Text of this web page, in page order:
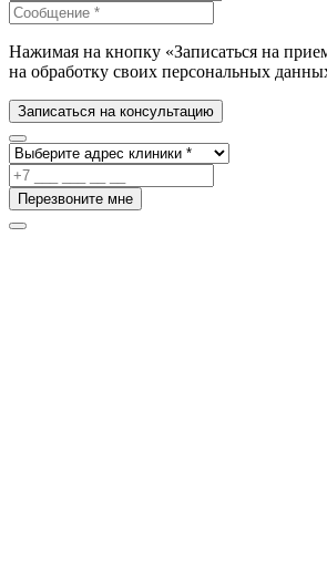
Нажимая на кнопку «Записаться на
на обработку своих персональных
Записаться на консультацию
Перезвоните мне